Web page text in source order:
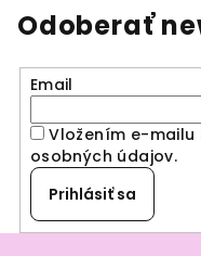
Odoberať
Email
Vložením e-
osobných údajov.
Prihlásiť sa